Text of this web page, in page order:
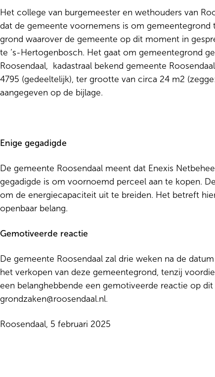
Het college van burgemeester en wethouders van
dat de gemeente voornemens is om gemeentegrond
grond waarover de gemeente op dit moment in
te ‘s-Hertogenbosch. Het gaat om gemeentegrond
Roosendaal, kadastraal bekend gemeente
4795 (gedeeltelijk), ter grootte van circa 24 m2
aangegeven op de bijlage.
Enige gegadigde
De gemeente Roosendaal meent dat Enexis
gegadigde is om voornoemd perceel aan te kopen.
om de energiecapaciteit uit te breiden. Het betreft
openbaar belang.
Gemotiveerde reactie
De gemeente Roosendaal zal drie weken na de
het verkopen van deze gemeentegrond, tenzij
een belanghebbende een gemotiveerde reactie op
grondzaken@roosendaal.nl.
Roosendaal, 5 februari 2025